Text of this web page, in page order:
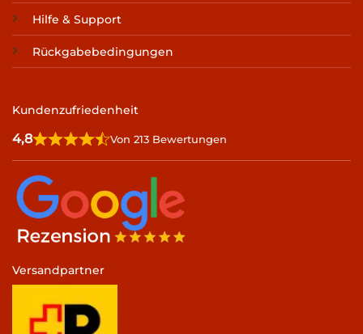
Hilfe & Support
Rückgabebedingungen
Kundenzufriedenheit
4,8 Von 213 Bewertungen
Versandpartner